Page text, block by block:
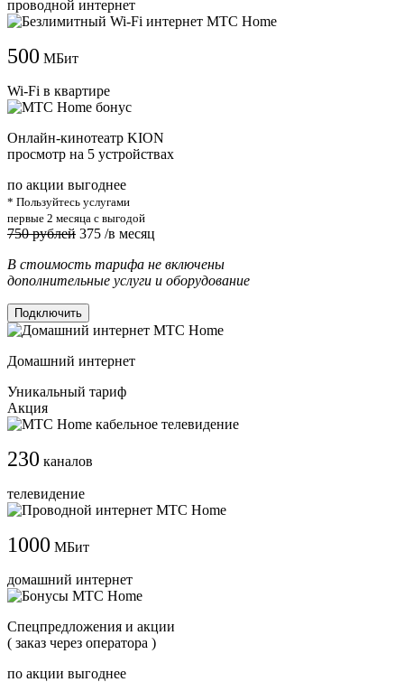
проводной интернет
500 МБит
Wi-Fi в квартире
Онлайн-кинотеатр KION
просмотр на 5 устройствах
по акции выгоднее
* Пользуйтесь услугами
первые 2 месяца с выгодой
750 рублей 375 /в месяц
В стоимость тарифа не включены
дополнительные услуги и оборудование
Подключить
Домашний интернет
Уникальный тариф
Акция
230 каналов
телевидение
1000 МБит
домашний интернет
Cпецпредложения и акции
( заказ через оператора )
по акции выгоднее